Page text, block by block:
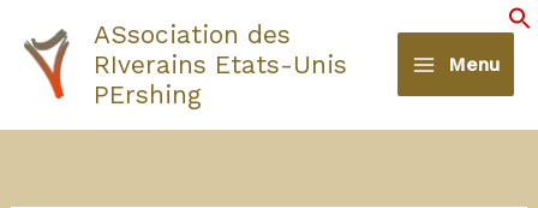
contenu
ASsociation des
RIverains Etats-Unis
PErshing
Menu